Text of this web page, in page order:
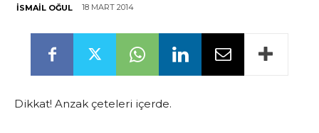
İSMAIL OĞUL 18 MART 2014
Dikkat! Anzak çeteleri içerde.